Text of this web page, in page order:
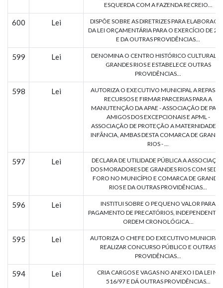
ESQUERDA COM A FAZENDA RECREIO...
600 Lei
DISPÕE SOBRE AS DIRETRIZES PARA
DA LEI ORÇAMENTÁRIA PARA O EXERCÍCIO DE
E DA OUTRAS PROVIDÊNCIAS...
599 Lei
DENOMINA O CENTRO HISTÓRICO CULTURAL
GRANDES RIOS E ESTABELECE OUTRAS
PROVIDÊNCIAS...
598 Lei
AUTORIZA O EXECUTIVO MUNICIPAL A
RECURSOS E FIRMAR PARCERIAS PARA A
MANUTENÇÃO DA APAE - ASSOCIAÇÃO DE PAIS
AMIGOS DOS EXCEPCIONAIS E APML -
ASSOCIAÇÃO DE PROTEÇÃO A MATERNIDADE E
INFÂNCIA, AMBAS DESTA COMARCA DE
RIOS - ...
597 Lei
DECLARA DE UTILIDADE PÚBLICA A
DOS MORADORES DE GRANDES RIOS COM SEDE
FORO NO MUNICÍPIO E COMARCA DE
RIOS E DA OUTRAS PROVIDÊNCIAS...
596 Lei
INSTITUI SOBRE O PEQUENO VALOR PARA
PAGAMENTO DE PRECATÓRIOS, INDEPENDENTE
ORDEM CRONOLÓGICA...
595 Lei
AUTORIZA O CHEFE DO EXECUTIVO MUNICIPAL
REALIZAR CONCURSO PÚBLICO E OUTRAS
PROVIDÊNCIAS...
594 Lei
CRIA CARGOS E VAGAS NO ANEXO I DA LEI N.
516/97 E DÁ OUTRAS PROVIDÊNCIAS...